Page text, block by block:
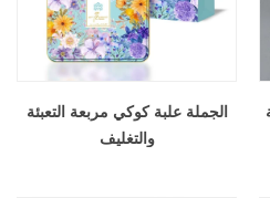
الجملة علبة كوكي مربعة التعبئة
والتغليف